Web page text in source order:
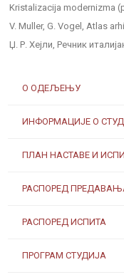
О ОДЕЉЕЊУ
ИНФОРМАЦИЈЕ О
ПЛАН НАСТАВЕ И
РАСПОРЕД
РАСПОРЕД ИСПИТА
ПРОГРАМ СТУДИЈА
Kristalizacija modernizma
V. Muller, G. Vogel, Atlas
Џ. Р. Хејли, Речник